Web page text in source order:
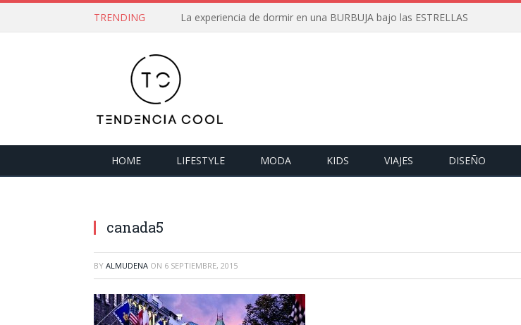
TRENDING La experiencia de dormir en una BURBUJA bajo las ESTRELLAS
HOME LIFESTYLE MODA KIDS VIAJES DISEÑO
canada5
BY ALMUDENA ON 6 SEPTIEMBRE, 2015